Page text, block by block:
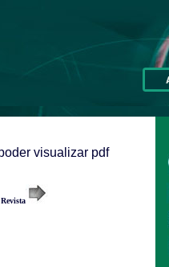
visualizar pdf